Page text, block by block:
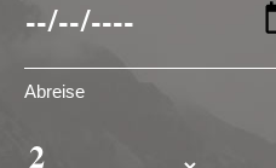
Abreise